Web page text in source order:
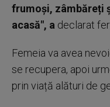
frumoși, zâmbăreți
acasă", a declarat
Femeia va avea
se recupera, apoi
prin viață alături de